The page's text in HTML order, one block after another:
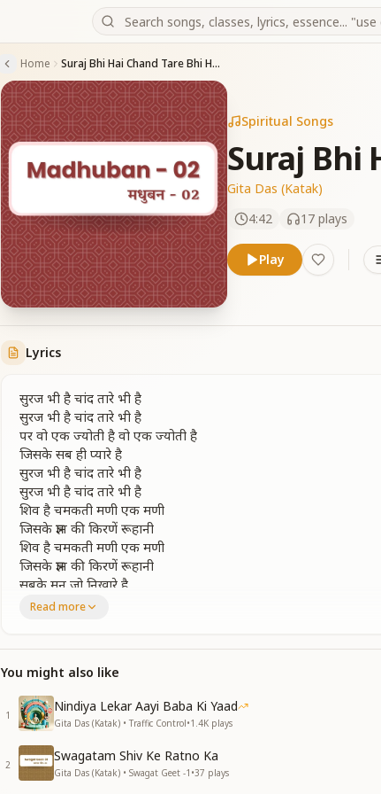
Home Suraj Bhi Hai Chand Tare Bhi Hai
Spiritual Songs
Suraj Bhi
Gita Das (Katak)
4:42
17 plays
Play
Lyrics
सुरज भी है चांद तारे भी है
सुरज भी है चांद तारे भी है
पर वो एक ज्योती है वो एक ज्योती है
जिसके सब ही प्यारे है
सुरज भी है चांद तारे भी है
सुरज भी है चांद तारे भी है
शिव है चमकती मणी एक मणी
जिसके ज्ञान की किरणें रूहानी
शिव है चमकती मणी एक मणी
जिसके ज्ञान की किरणें रूहानी
सबके मन जो निखारे है
सूरज भी है चांद तारे भी है
सब सूखों का उसमें है सार
हर आत्मा को श्रृंगारे है
सुरज भी है चांद तारे भी है
सुरज भी है चांद तारे भी है
वो ज्योति जब जब धरती पे आए
वो ज्योति जब जब धरती पे आए
Read more
You might also like
1
Nindiya Lekar Aayi Baba Ki Yaad
Gita Das (Katak) • Traffic Control•1.4K plays
2
Swagatam Shiv Ke Ratno Ka
Gita Das (Katak) • Swagat Geet -1 •37 plays